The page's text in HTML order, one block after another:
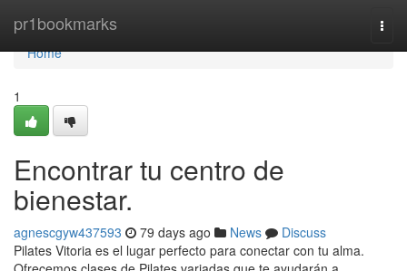
pr1bookmarks
Home
Home
1
Encontrar tu centro de
bienestar.
agnescgyw437593 79 days ago News
Discuss
Pilates Vitoria es el lugar perfecto para conectar con tu alma.